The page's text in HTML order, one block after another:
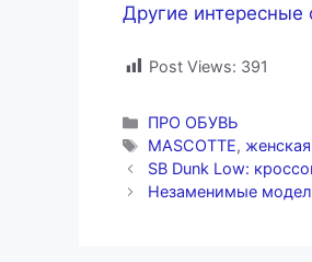
Другие интересные
Post Views: 391
Рубрики
ПРО ОБУВЬ
Метки
MASCOTTE,
SB Dunk Low:
Незаменимые